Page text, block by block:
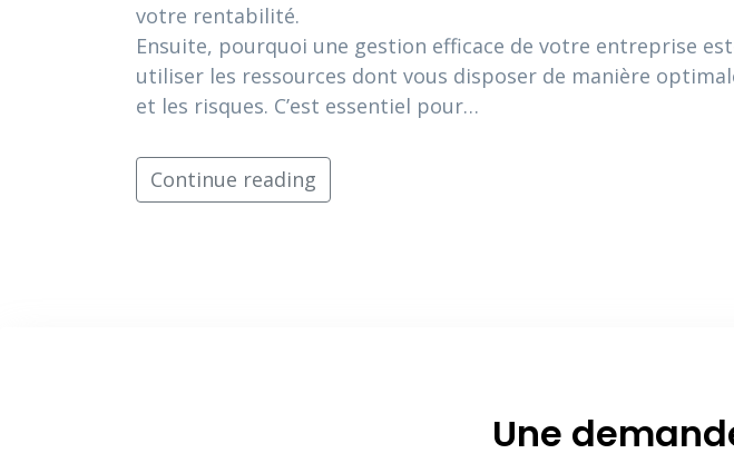
votre rentabilité.
Ensuite, pourquoi une gestion efficace de votre entreprise
utiliser les ressources dont vous disposer de manière
et les risques. C’est essentiel pour…
Continue reading
Une